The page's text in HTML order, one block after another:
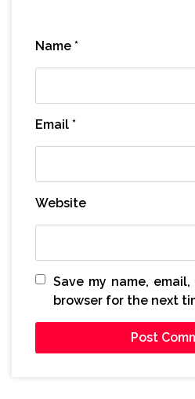
Name *
Email *
Website
Save my name,
browser for the next